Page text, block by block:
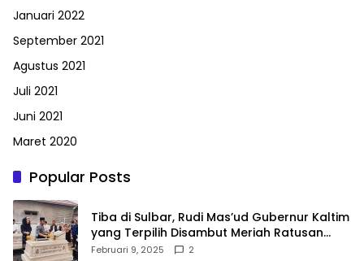
Januari 2022
September 2021
Agustus 2021
Juli 2021
Juni 2021
Maret 2020
Popular Posts
Tiba di Sulbar, Rudi Mas’ud Gubernur Kaltim
yang Terpilih Disambut Meriah Ratusan
Masyarakat
Februari 9, 2025 2